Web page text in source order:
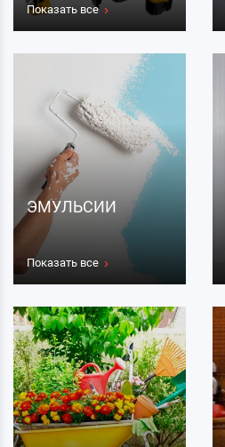
Показать все
ЭМУЛЬСИИ
Показать все